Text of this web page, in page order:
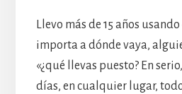
Llevo más de 15 años
importa a dónde vaya,
«¿qué llevas puesto? En
días, en cualquier lugar,